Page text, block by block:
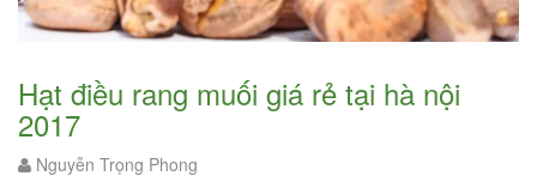
Hạt điều rang muối giá rẻ tại hà nội
2017
Nguyễn Trọng Phong